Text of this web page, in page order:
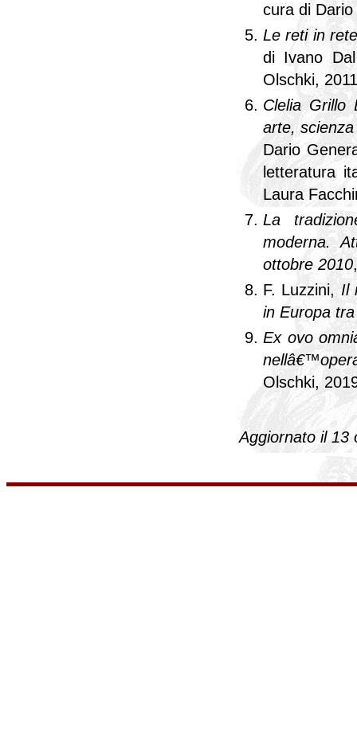
cura di
Le reti in
di Ivano
Olschki, 2011
Clelia Grillo
arte,
Dario
letteratura
Laura
La
moderna.
ottobre 2010
F. Luzzini,Il
in Europa
Ex ovo
Olschki,
Aggiornato il 13